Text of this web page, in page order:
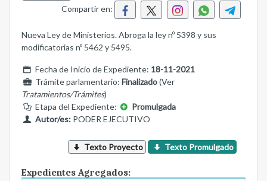
Compartir en:
Nueva Ley de Ministerios. Abroga la ley nº 5398 y sus
modificatorias nº 5462 y 5495.
Fecha de Inicio de Expediente: 18-11-2021
Trámite parlamentario: Finalizado(Ver
Tratamientos/Trámites)
Etapa del Expediente:
Promulgada
Autor/es:PODER EJECUTIVO
Texto Proyecto Texto Promulgado
Expedientes Agregados: